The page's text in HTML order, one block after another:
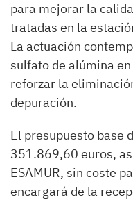
para mejorar la
tratadas en la
La actuación
sulfato de alúmina
reforzar la
depuración.
El presupuesto base
351.869,60 euros,
ESAMUR, sin coste
encargará de la